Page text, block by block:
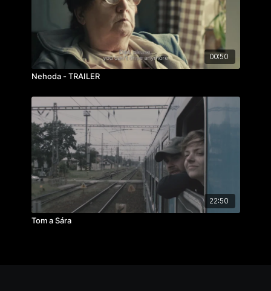
00:50
Nehoda - TRAILER
22:50
Tom a Sára